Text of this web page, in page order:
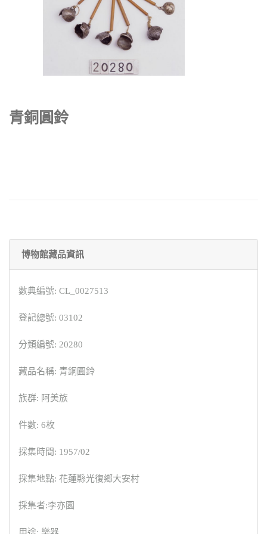
青銅圓鈴
博物館藏品資訊
數典編號: CL_0027513
登記總號: 03102
分類編號: 20280
藏品名稱: 青銅圓鈴
族群: 阿美族
件數: 6枚
採集時間: 1957/02
採集地點: 花蓮縣光復鄉大安村
採集者:李亦園